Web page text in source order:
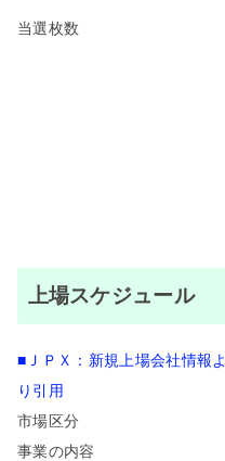
当選枚数
上場スケジュール
■ＪＰＸ：新規上場会社情報よ
り引用
市場区分
事業の内容